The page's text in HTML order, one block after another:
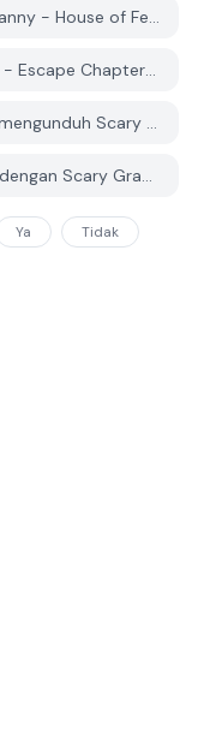
Bagaimana cara mengunduh Scary Granny - House of Fear - Escape Chapter 2 dari PGYER APK HUB?
Apakah Scary Granny - House of Fear - Escape Chapter 2 di PGYER APK HUB gratis untuk diunduh?
Apakah saya memerlukan akun untuk mengunduh Scary Granny - House of Fear - Escape Chapter 2 dari PGYER APK HUB?
Bagaimana cara melaporkan masalah dengan Scary Granny - House of Fear - Escape Chapter 2 di PGYER APK HUB?
Ya Tidak